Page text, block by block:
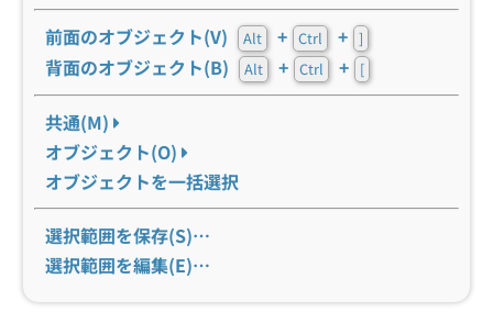
前面のオブジェクト(V) Alt + Ctrl + ]
背面のオブジェクト(B) Alt + Ctrl + [
共通(M)
オブジェクト(O)
オブジェクトを一括選択
選択範囲を保存(S)…
選択範囲を編集(E)…